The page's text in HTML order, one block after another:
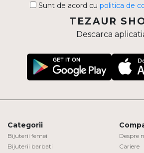
Sunt de acord cu politica de
TEZAUR
Descarca
Categorii
Bijuterii femei
Bijuterii barbati
Despre
Cariere